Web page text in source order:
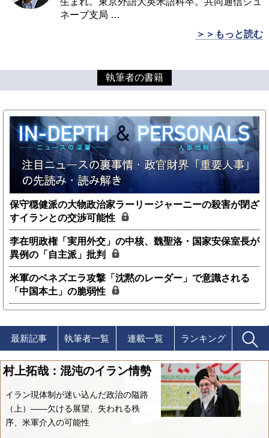
ネーブ支局 …
＞＞もっと読む
執筆者の書籍
保守穏健派の大物政治家ラーリージャーニーの殺害が閉ざ
すイランとの交渉可能性
李在明政権「実用外交」の中核、魏聖洛・国家安保室長が
異例の「自主派」批判
米軍のベネズエラ攻撃「沈黙のレーダー」で意識される
「中国本土」の脆弱性
最新記事 執筆者一覧 連載一覧 ランキング
村上拓哉：混沌のイラン情勢
イラン現体制が迷い込んだ政治の隘路
（上）――欠ける展望、失われる秩
序、米軍介入の可能性